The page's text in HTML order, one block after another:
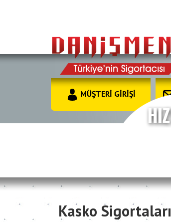
MÜŞTERİ GİRİŞİ
Kasko Sigortaları